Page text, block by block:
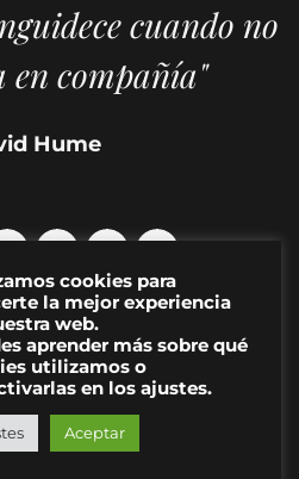
cuando no
en compañía"
Hume
de artes visuales y cultura
Privacidad| Aviso Legal|Contacto
cookies para
la mejor experiencia
web.
aprender más sobre qué
utilizamos o
en los ajustes.
Aceptar